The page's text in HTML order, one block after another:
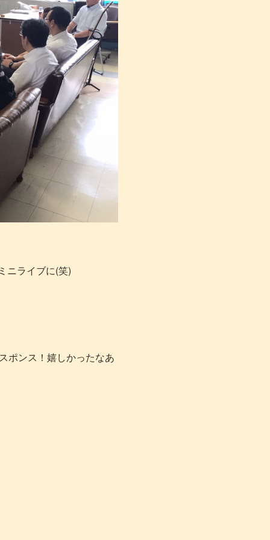
ニライブに(笑)
ポンス！嬉しかったなあ